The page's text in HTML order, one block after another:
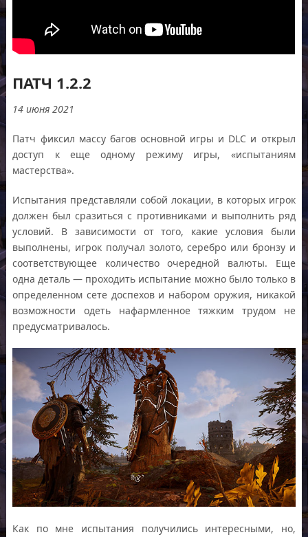
ПАТЧ 1.2.2
14 июня 2021
Патч фиксил массу багов основной игры и DLC и открыл
доступ к еще одному режиму игры, «испытаниям
мастерства».
Испытания представляли собой локации, в которых игрок
должен был сразиться с противниками и выполнить ряд
условий. В зависимости от того, какие условия были
выполнены, игрок получал золото, серебро или бронзу и
соответствующее количество очередной валюты. Еще
одна деталь — проходить испытание можно было только в
определенном сете доспехов и набором оружия, никакой
возможности одеть нафармленное тяжким трудом не
предусматривалось.
Как по мне испытания получились интересными, но,